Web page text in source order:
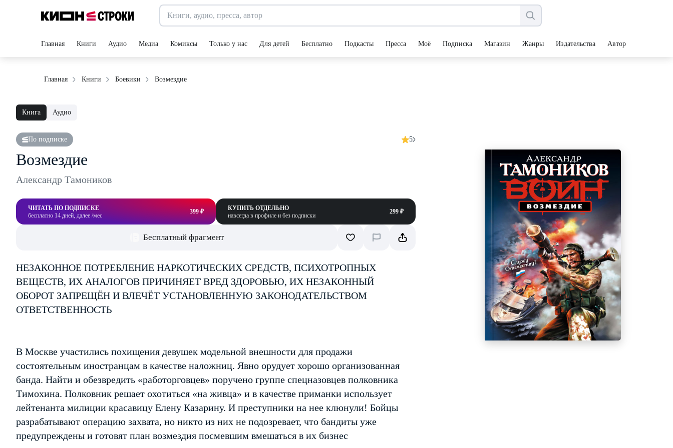
Главная Книги Аудио Медиа Комиксы Только у нас Для детей Бесплатно Подкасты Пресса Моё Подписка Магазин Жанры Издательства Авторы
Главная Книги Боевики Возмездие
Книга Аудио
По подписке 5
Возмездие
Александр Тамоников
ЧИТАТЬ ПО ПОДПИСКЕ
бесплатно 14 дней, далее /мес
399 ₽
КУПИТЬ ОТДЕЛЬНО
навсегда в профиле и без подписки
299 ₽
Бесплатный фрагмент
НЕЗАКОННОЕ ПОТРЕБЛЕНИЕ НАРКОТИЧЕСКИХ СРЕДСТВ, ПСИХОТРОПНЫХ
ВЕЩЕСТВ, ИХ АНАЛОГОВ ПРИЧИНЯЕТ ВРЕД ЗДОРОВЬЮ, ИХ НЕЗАКОННЫЙ
ОБОРОТ ЗАПРЕЩЁН И ВЛЕЧЁТ УСТАНОВЛЕННУЮ ЗАКОНОДАТЕЛЬСТВОМ
ОТВЕТСТВЕННОСТЬ
В Москве участились похищения девушек модельной внешности для продажи
состоятельным иностранцам в качестве наложниц. Явно орудует хорошо организованная
банда. Найти и обезвредить «работорговцев» поручено группе спецназовцев полковника
Тимохина. Полковник решает охотиться «на живца» и в качестве приманки использует
лейтенанта милиции красавицу Елену Казарину. И преступники на нее клюнули! Бойцы
разрабатывают операцию захвата, но никто из них не подозревает, что бандиты уже
предупреждены и готовят план возмездия посмевшим вмешаться в их бизнес